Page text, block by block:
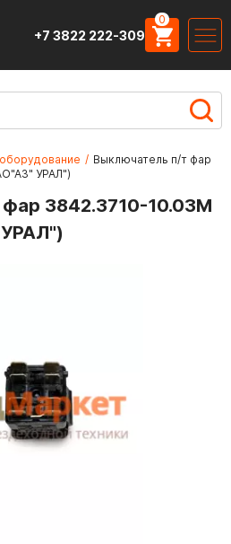
+7 3822 222-309
0
/ Выключатель п/т фар
УРАЛ")
3842.3710-10.03М